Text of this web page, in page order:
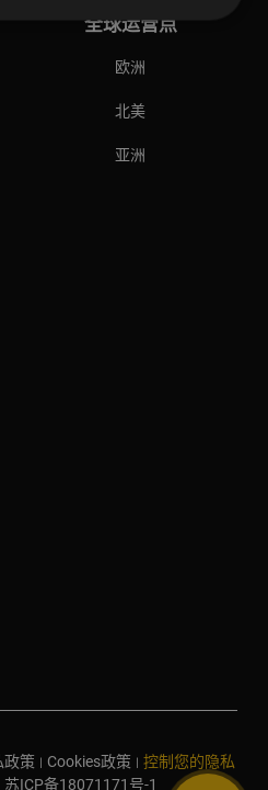
全球运营点
欧洲
北美
亚洲
政策 | Cookies政策 | 控制您的隐私
苏ICP备18071171号-1